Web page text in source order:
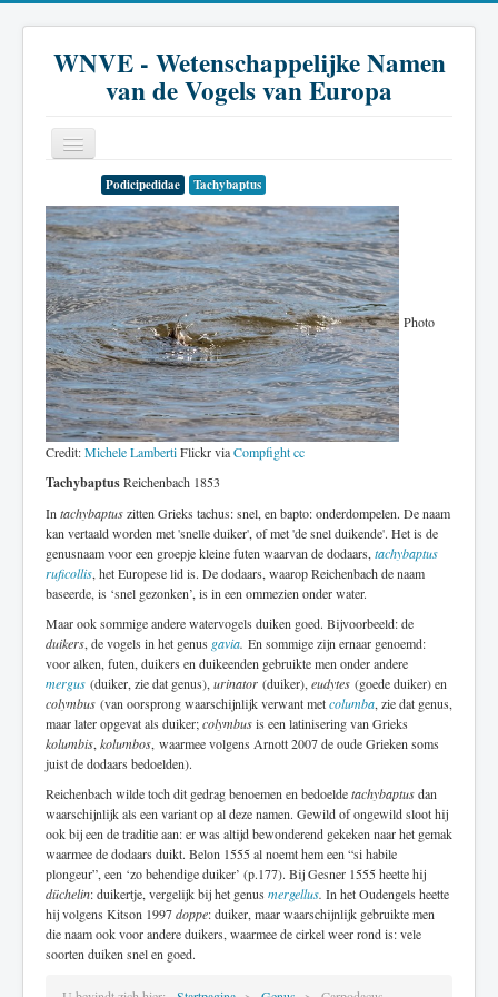
WNVE - Wetenschappelijke Namen
van de Vogels van Europa
Inleiding
Soort
Genus
Familie
Historie
Literatuur
Podicipedidae Tachybaptus
Photo
Credit:Michele LambertiFlickr viaCompfightcc
TachybaptusReichenbach 1853
Intachybaptuszitten Grieks tachus: snel, en bapto: onderdompelen. De naam
kan vertaald worden met 'snelle duiker', of met 'de snel duikende'. Het is de
genusnaam voor een groepje kleine futen waarvan de dodaars,tachybaptus
ruficollis, het Europese lid is. De dodaars, waarop Reichenbach de naam
baseerde, is ‘snel gezonken’, is in een ommezien onder water.
Maar ook sommige andere watervogels duiken goed. Bijvoorbeeld: de
duikers, de vogels in het genus gavia. En sommige zijn ernaar genoemd:
voor alken, futen, duikers en duikeenden gebruikte men onder andere
mergus (duiker, zie dat genus),urinator (duiker),eudytes (goede duiker) en
colymbus (van oorsprong waarschijnlijk verwant metcolumba, zie dat genus,
maar later opgevat als duiker;colymbusis een latinisering van Grieks
kolumbis,kolumbos, waarmee volgens Arnott 2007 de oude Grieken soms
juist de dodaars bedoelden).
Reichenbach wilde toch dit gedrag benoemen en bedoeldetachybaptusdan
waarschijnlijk als een variant op al deze namen. Gewild of ongewild sloot hij
ook bij een de traditie aan: er was altijd bewonderend gekeken naar het gemak
waarmee de dodaars duikt. Belon 1555 al noemt hem een “si habile
plongeur”, een ‘zo behendige duiker’ (p.177). Bij Gesner 1555 heette hij
düchelin: duikertje, vergelijk bij het genus mergellus. In het Oudengels heette
hij volgens Kitson 1997doppe: duiker, maar waarschijnlijk gebruikte men
die naam ook voor andere duikers, waarmee de cirkel weer rond is: vele
soorten duiken snel en goed.